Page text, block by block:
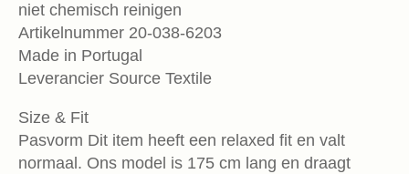
niet chemisch reinigen
Artikelnummer 20-038-6203
Made in Portugal
Leverancier Source Textile
Size & Fit
Pasvorm Dit item heeft een relaxed fit en valt
normaal. Ons model is 175 cm lang en draagt